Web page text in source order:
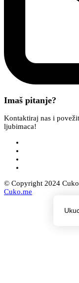
Imaš pitanje?
Kontaktiraj nas i
ljubimaca!
© Copyright 2024
Cuko.me